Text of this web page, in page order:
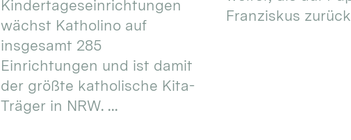
Kindertageseinrichtungen
wächst Katholino auf
insgesamt 285
Einrichtungen und ist damit
der größte katholische Kita-
Träger in NRW. ...
Franziskus